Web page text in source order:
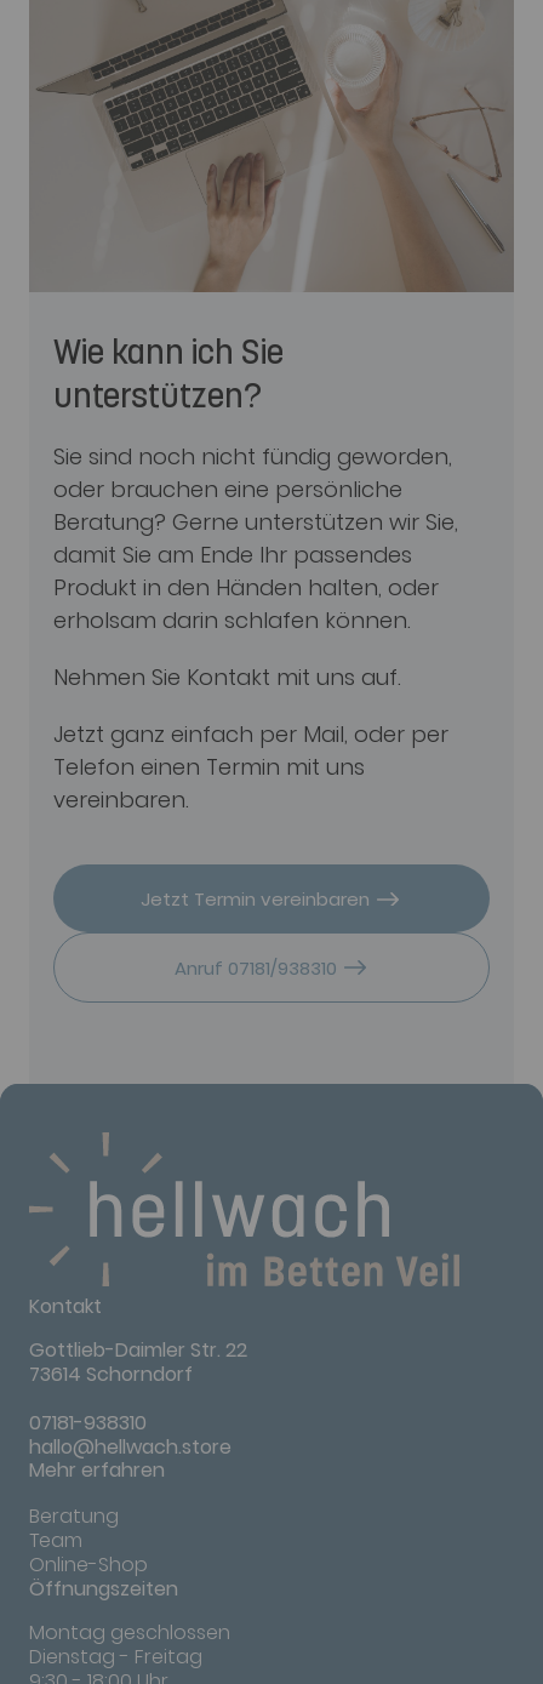
Wie kann ich Sie
unterstützen?
Sie sind noch nicht fündig geworden,
oder brauchen eine persönliche
Beratung? Gerne unterstützen wir Sie,
damit Sie am Ende Ihr passendes
Produkt in den Händen halten, oder
erholsam darin schlafen können.
Nehmen Sie Kontakt mit uns auf.
Jetzt ganz einfach per Mail, oder per
Telefon einen Termin mit uns
vereinbaren.
Jetzt Termin vereinbaren
Anruf 07181/938310
Kontakt
Gottlieb-Daimler Str. 22
73614 Schorndorf
07181-938310
hallo@hellwach.store
Mehr erfahren
Beratung
Team
Online-Shop
Öffnungszeiten
Montag geschlossen
Dienstag - Freitag